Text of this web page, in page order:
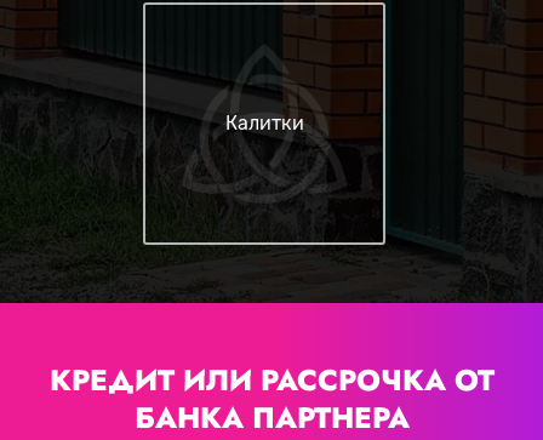
Калитки
КРЕДИТ ИЛИ РАССРОЧКА ОТ
БАНКА ПАРТНЕРА